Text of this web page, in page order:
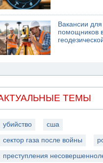
Вакансии для
помощников
ТЕМЫ
убийство сша
сектор газа после войны
преступления